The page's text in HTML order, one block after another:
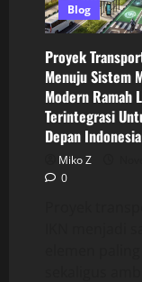
Blog
Proyek
Menuju Sistem
Modern Ramah
Terintegrasi
Depan Indonesia
Miko Z
0